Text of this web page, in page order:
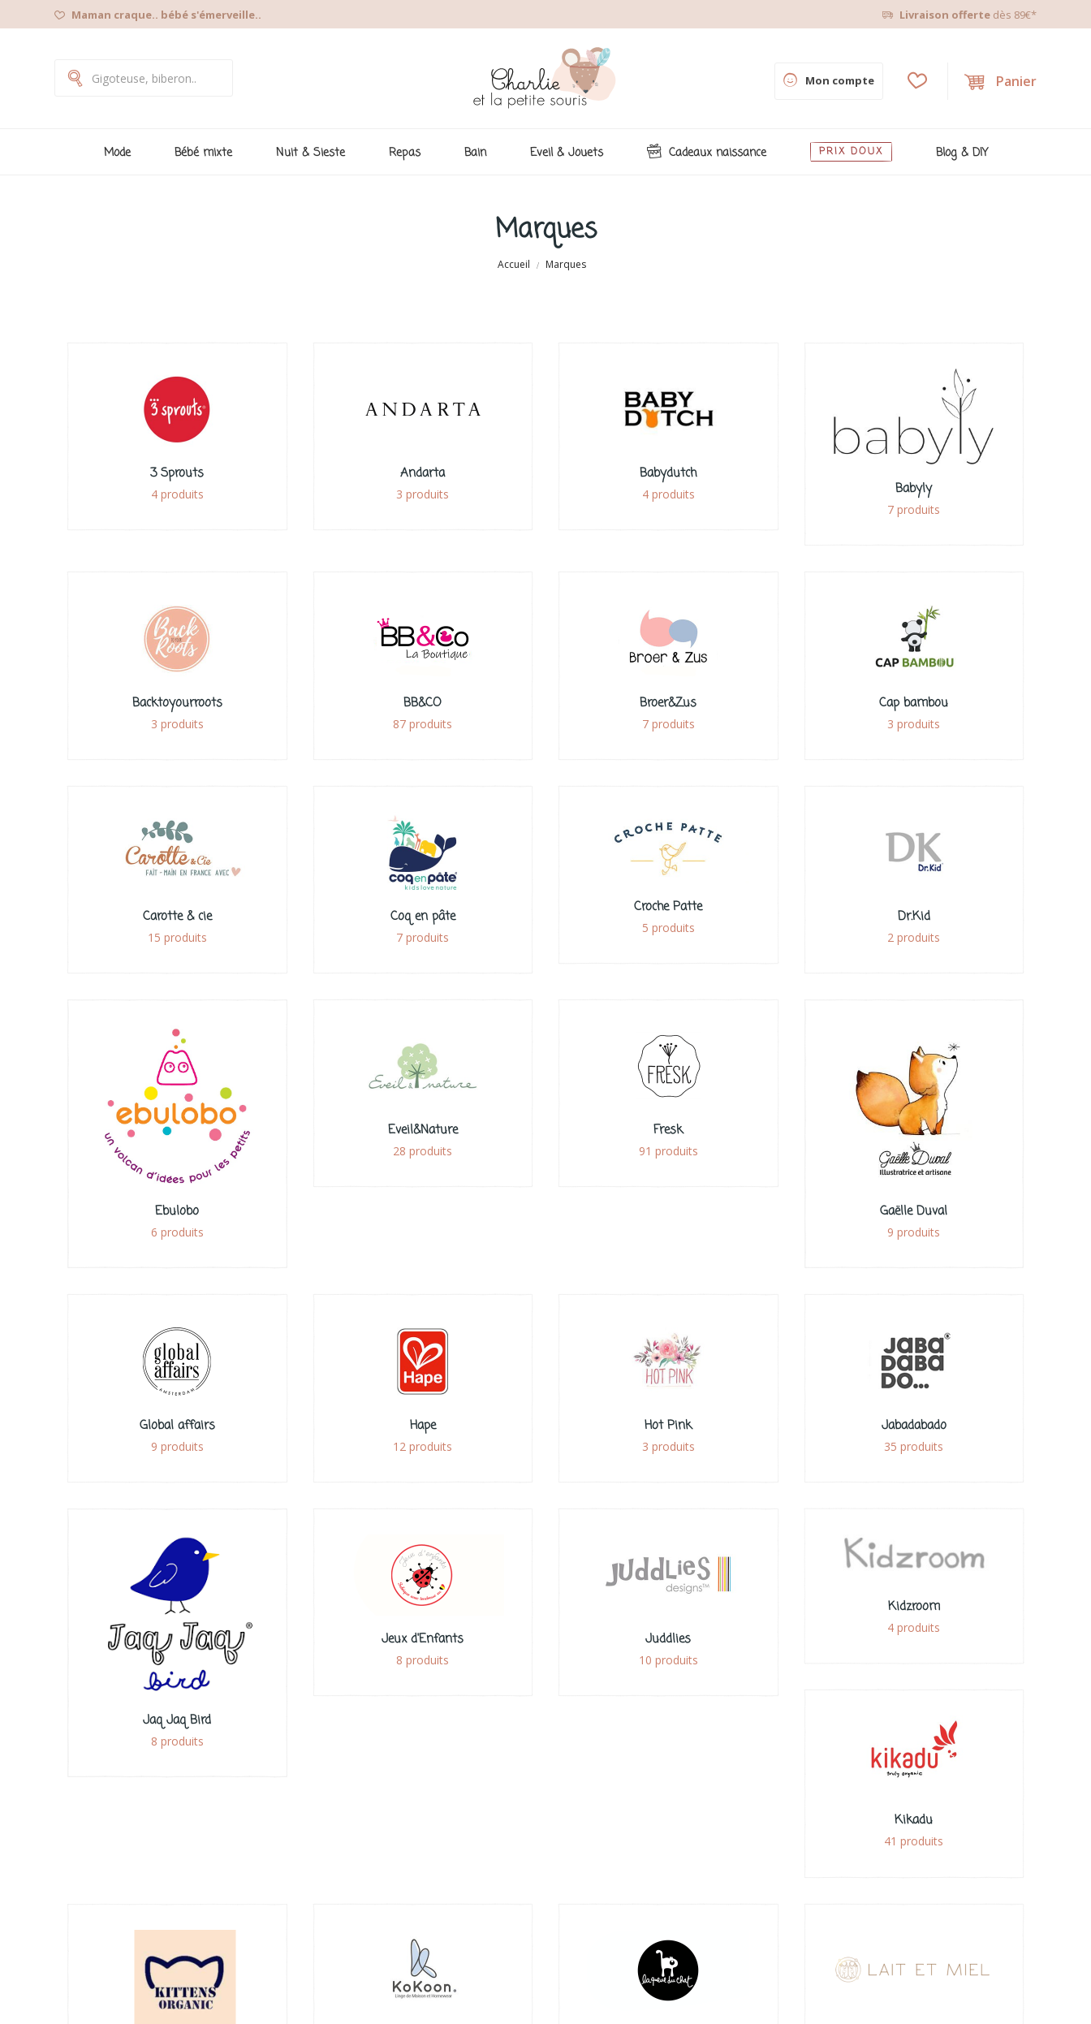
Maman craque.. bébé s'émerveille.. Livraison offerte dès 89€*
Panier
Mon compte
Mode Bébé mixte Nuit & Sieste Repas Bain Eveil & Jouets Cadeaux naissance PRIX DOUX Blog & DIY
Marques
Accueil Marques
3 Sprouts
4 produits
Andarta
3 produits
Babydutch
4 produits Babyly
7 produits
Backtoyourroots
3 produits
BB&CO
87 produits
Broer&Zus
7 produits
Cap bambou
3 produits
Carotte & cie
15 produits
Coq en pâte
7 produits
Croche Patte
5 produits
Dr.Kid
2 produits
Ebulobo
6 produits
Eveil&Nature
28 produits
Fresk
91 produits
Gaëlle Duval
9 produits
Global affairs
9 produits
Hape
12 produits
Hot Pink
3 produits
Jabadabado
35 produits
Jaq Jaq Bird
8 produits
Jeux d'Enfants
8 produits
Juddlies
10 produits
Kidzroom
4 produits
Kikadu
41 produits